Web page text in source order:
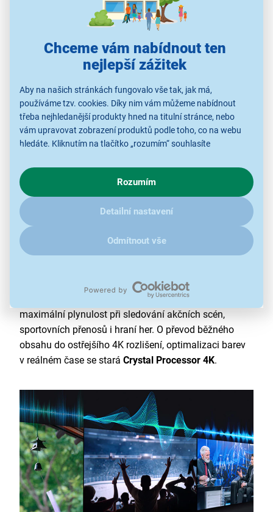
Chceme vám nabídnout ten
nejlepší zážitek
Aby na našich stránkách fungovalo vše tak, jak má,
používáme tzv. cookies. Díky nim vám můžeme nabídnout
třeba nejhledanější produkty hned na titulní stránce, nebo
vám upravovat zobrazení produktů podle toho, co na webu
hledáte. Kliknutím na tlačítko „rozumím“ souhlasíte
chování na webu pro zobrazení cílených reklam. Pokud vás
zajímají detaily, jak u nás s cookies a dalšími údaji pracujeme,
kliknětesem.
Rozumím
Detailní nastavení
Odmítnout vše
Ostrý obraz s plynulými pohyby
LED SMART televize
Samsung UE55U8072H
s úhlopříčkou 55“ (138 cm) nabízí 4K UHD rozlišení
(3840 × 2160), které zajišťuje ostrý obraz vykreslený
do detailů. LED panel s technologií Mega Contrast
přináší hlubší černou, vyšší kontrast a lepší zobrazení
jemných detailů. Edge LED podsvícení rovnoměrně
vyniknou světlé i tmavé scény a barvy jsou
Obnovovací frekvence 144 Hz
maximální plynulost při sledování akčních scén,
sportovních přenosů i hraní her. O převod běžného
obsahu do ostřejšího 4K rozlišení, optimalizaci barev
v reálném čase se stará Crystal Processor 4K.